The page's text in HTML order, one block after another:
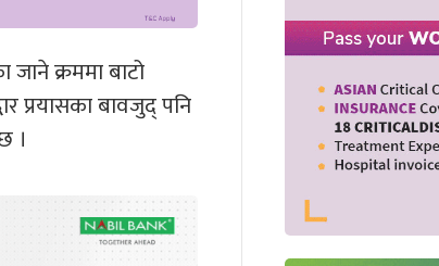
जाने क्रममा बाटो
प्रयासका बावजुद् पनि
।